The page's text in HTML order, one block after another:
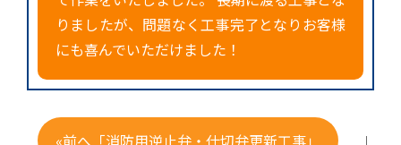
りましたが、問題なく工事完了となりお客様
にも喜んでいただけました！
«前へ「消防用逆止弁・仕切弁更新工事」 ｜